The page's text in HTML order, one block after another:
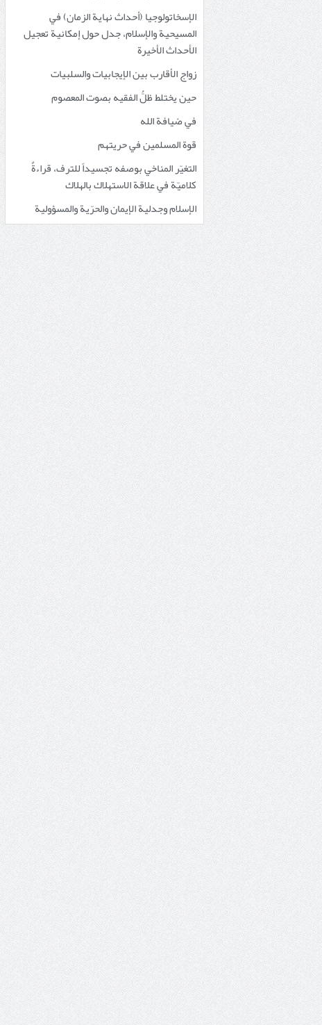
الإسخاتولوجيا (أحداث نهاية الزمان) في
المسيحية والإسلام، جدل حول إمكانية تعجيل
الأحداث الأخيرة
زواج الأقارب بين الإيجابيات والسلبيات
حين يختلط ظلُّ الفقيه بصوت المعصوم
في ضيافة الله
قوة المسلمين في حريتهم
التغيّر المناخي بوصفه تجسيداً للترف، قراءةٌ
كلاميّة في علاقة الاستهلاك بالهلاك
الإسلام وجدلية الإيمان والحرّية والمسؤولية